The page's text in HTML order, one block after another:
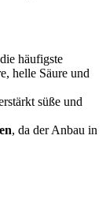
häufigste
helle Säure und
süße und
, da der Anbau in